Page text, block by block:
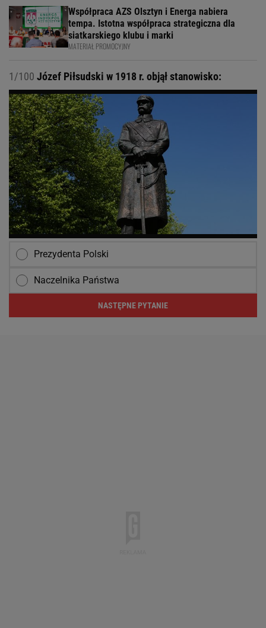
Współpraca AZS Olsztyn i Energa nabiera
tempa. Istotna współpraca strategiczna dla
siatkarskiego klubu i marki
MATERIAŁ PROMOCYJNY
1/100 Józef Piłsudski w 1918 r. objął stanowisko:
Prezydenta Polski
Naczelnika Państwa
NASTĘPNE PYTANIE